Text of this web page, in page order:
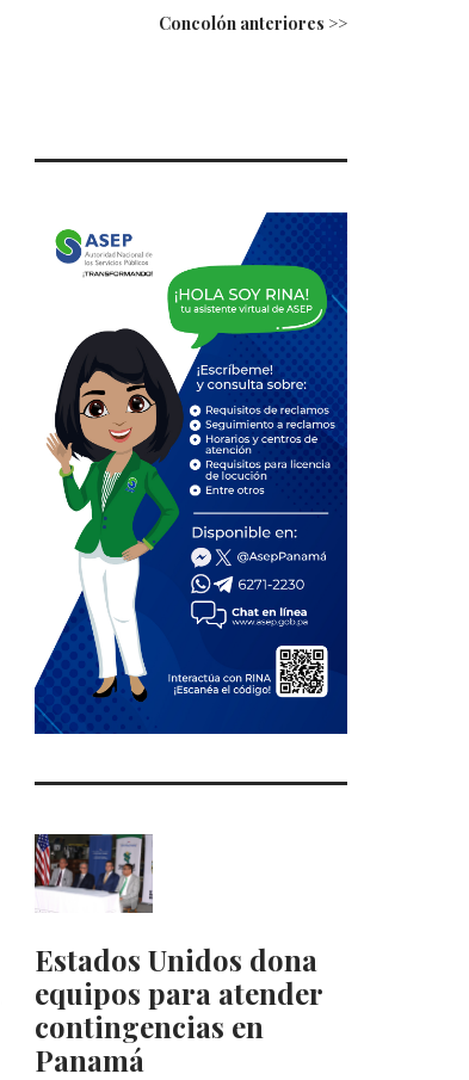
Concolón anteriores >>
Estados Unidos dona
equipos para atender
contingencias en
Panamá